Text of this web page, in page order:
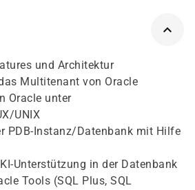
und Architektur
Multitenant von Oracle
Oracle unter
UNIX
PDB-Instanz/Datenbank mit Hilfe
Unterstützung in der Datenbank
Tools (SQL Plus, SQL